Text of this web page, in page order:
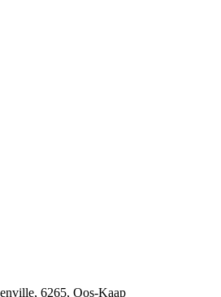
6265, Oos-Kaap